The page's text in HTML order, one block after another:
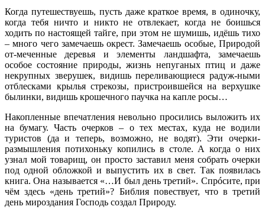
Когда путешествуешь, пусть даже краткое время, в одиночку,
когда тебя ничто и никто не отвлекает, когда не боишься
ходить по настоящей тайге, при этом не шумишь, идёшь тихо
– много чего замечаешь окрест. Замечаешь особые, Природой
от-меченные деревья и элементы ландшафта, замечаешь
особое состояние природы, жизнь непуганых птиц и даже
некрупных зверушек, видишь переливающиеся радуж-ными
отблесками крылья стрекозы, пристроившейся на верхушке
былинки, видишь крошечного паучка на капле росы…
Накопленные впечатления невольно просились выложить их
на бумагу. Часть очерков – о тех местах, куда не водили
туристов (да и теперь, возможно, не водят). Эти очерки-
размышления потихоньку копились в столе. А когда о них
узнал мой товарищ, он просто заставил меня собрать очерки
под одной обложкой и выпустить их в свет. Так появилась
книга. Она называется «…И был день третий». Спрóсите, при
чём здесь «день третий»? Библия повествует, что в третий
день мироздания Господь создал Природу.